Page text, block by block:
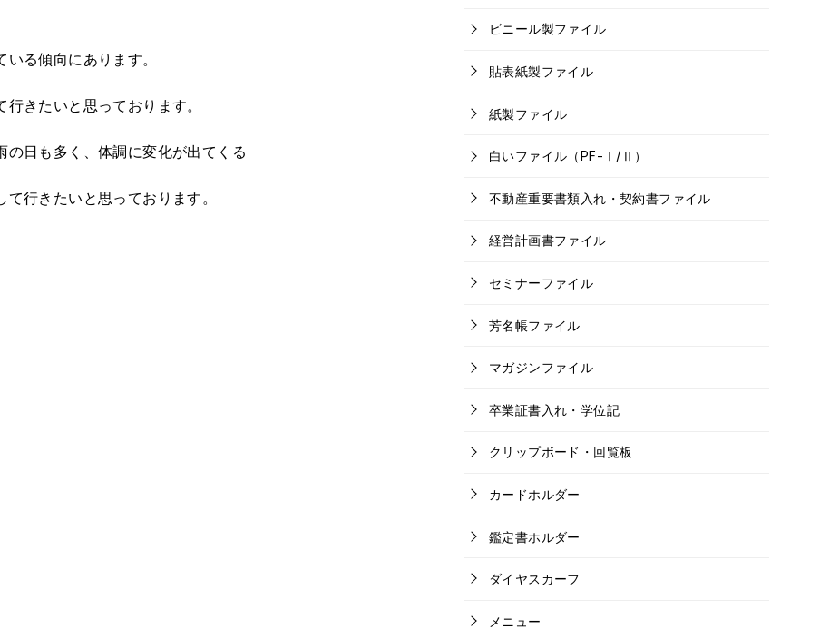
る傾向にあります。
きたいと思っております。
の日も多く、体調に変化が出てくる
行きたいと思っております。
ビニール製ファイル
貼表紙製ファイル
紙製ファイル
白いファイル（PF-Ⅰ/Ⅱ）
不動産重要書類入れ・契約書ファイル
経営計画書ファイル
セミナーファイル
芳名帳ファイル
マガジンファイル
卒業証書入れ・学位記
クリップボード・回覧板
カードホルダー
鑑定書ホルダー
ダイヤスカーフ
メニュー